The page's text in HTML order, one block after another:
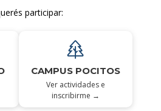
participar:
CAMPUS POCITOS
Ver actividades e
inscribirme →